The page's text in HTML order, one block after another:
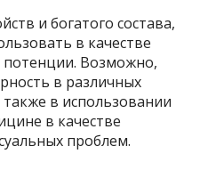
и богатого состава,
в качестве
потенции. Возможно,
в различных
в использовании
в качестве
проблем.